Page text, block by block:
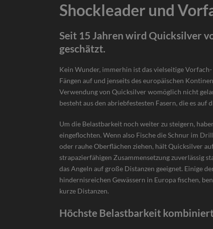
Shockleader und
Seit 15 Jahren wird Quicksilver
geschätzt.
Kein Wunder, immerhin ist das vielseitige
Fängen auf und jenseits des europäischen
Verwendung von Quicksilver womöglich nicht
besteht aus den abriebfestesten Fasern, die es auf
Um die Belastbarkeit noch weiter zu steigern,
eingeflochten. Wenn also Fische die Schnur im
oder rauhe Oberflächen ziehen, hält Quicksilver
strapazierfähigen Zusammensetzung zuverlässig
das Angeln auf große Distanzen geeignet. Einige
hindernisreichen Gewässern in Europa fischen,
kurze Distanzen.
Höchste Belastbarkeit